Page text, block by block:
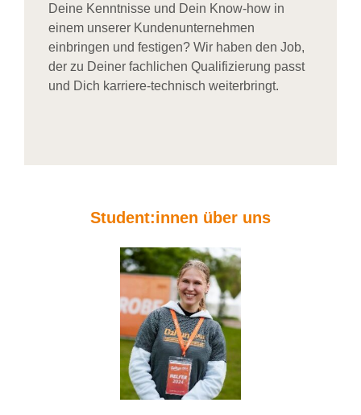
Deine Kenntnisse und Dein Know-how in
einem unserer Kundenunternehmen
einbringen und festigen? Wir haben den Job,
der zu Deiner fachlichen Qualifizierung passt
und Dich karriere-technisch weiterbringt.
Student:innen über uns